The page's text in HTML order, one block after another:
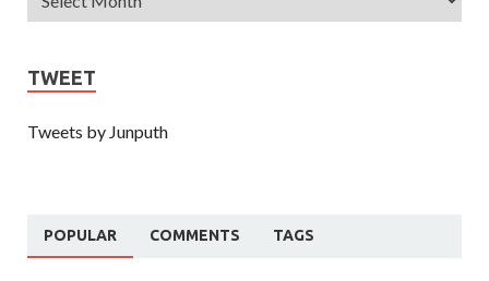
TWEET
Tweets by Junputh
POPULAR COMMENTS TAGS